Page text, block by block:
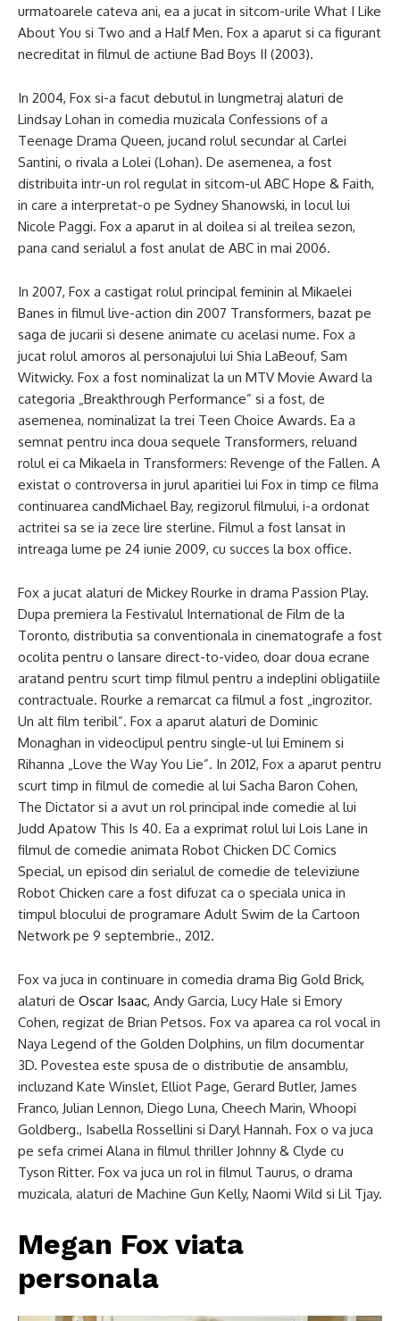
urmatoarele cateva ani, ea a jucat in sitcom-urile What I Like
About You si Two and a Half Men. Fox a aparut si ca figurant
necreditat in filmul de actiune Bad Boys II (2003).
In 2004, Fox si-a facut debutul in lungmetraj alaturi de
Lindsay Lohan in comedia muzicala Confessions of a
Teenage Drama Queen, jucand rolul secundar al Carlei
Santini, o rivala a Lolei (Lohan). De asemenea, a fost
distribuita intr-un rol regulat in sitcom-ul ABC Hope & Faith,
in care a interpretat-o ​​pe Sydney Shanowski, in locul lui
Nicole Paggi. Fox a aparut in al doilea si al treilea sezon,
pana cand serialul a fost anulat de ABC in mai 2006.
In 2007, Fox a castigat rolul principal feminin al Mikaelei
Banes in filmul live-action din 2007 Transformers, bazat pe
saga de jucarii si desene animate cu acelasi nume. Fox a
jucat rolul amoros al personajului lui Shia LaBeouf, Sam
Witwicky. Fox a fost nominalizat la un MTV Movie Award la
categoria „Breakthrough Performance” si a fost, de
asemenea, nominalizat la trei Teen Choice Awards. Ea a
semnat pentru inca doua sequele Transformers, reluand
rolul ei ca Mikaela in Transformers: Revenge of the Fallen. A
existat o controversa in jurul aparitiei lui Fox in timp ce filma
continuarea candMichael Bay, regizorul filmului, i-a ordonat
actritei sa se ia zece lire sterline. Filmul a fost lansat in
intreaga lume pe 24 iunie 2009, cu succes la box office.
Fox a jucat alaturi de Mickey Rourke in drama Passion Play.
Dupa premiera la Festivalul International de Film de la
Toronto, distributia sa conventionala in cinematografe a fost
ocolita pentru o lansare direct-to-video, doar doua ecrane
aratand pentru scurt timp filmul pentru a indeplini obligatiile
contractuale. Rourke a remarcat ca filmul a fost „ingrozitor.
Un alt film teribil”. Fox a aparut alaturi de Dominic
Monaghan in videoclipul pentru single-ul lui Eminem si
Rihanna „Love the Way You Lie”. In 2012, Fox a aparut pentru
scurt timp in filmul de comedie al lui Sacha Baron Cohen,
The Dictator si a avut un rol principal inde comedie al lui
Judd Apatow This Is 40. Ea a exprimat rolul lui Lois Lane in
filmul de comedie animata Robot Chicken DC Comics
Special, un episod din serialul de comedie de televiziune
Robot Chicken care a fost difuzat ca o speciala unica in
timpul blocului de programare Adult Swim de la Cartoon
Network pe 9 septembrie., 2012.
Fox va juca in continuare in comedia drama Big Gold Brick,
alaturi de Oscar Isaac, Andy Garcia, Lucy Hale si Emory
Cohen, regizat de Brian Petsos. Fox va aparea ca rol vocal in
Naya Legend of the Golden Dolphins, un film documentar
3D. Povestea este spusa de o distributie de ansamblu,
incluzand Kate Winslet, Elliot Page, Gerard Butler, James
Franco, Julian Lennon, Diego Luna, Cheech Marin, Whoopi
Goldberg., Isabella Rossellini si Daryl Hannah. Fox o va juca
pe sefa crimei Alana in filmul thriller Johnny & Clyde cu
Tyson Ritter. Fox va juca un rol in filmul Taurus, o drama
muzicala, alaturi de Machine Gun Kelly, Naomi Wild si Lil Tjay.
Megan Fox viata
personala